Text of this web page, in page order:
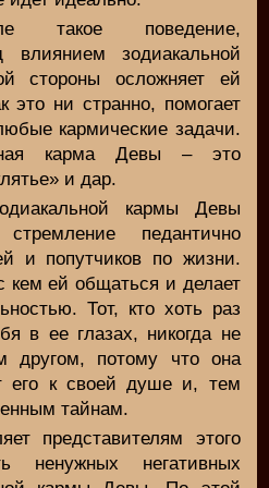
поведение,
влиянием зодиакальной
стороны осложняет ей
это ни странно, помогает
кармические задачи.
карма Девы – это
и дар.
кармы Девы
педантично
и попутчиков по жизни.
кем ей общаться и делает
Тот, кто хоть раз
в ее глазах, никогда не
другом, потому что она
его к своей душе и, тем
тайнам.
представителям этого
ненужных негативных